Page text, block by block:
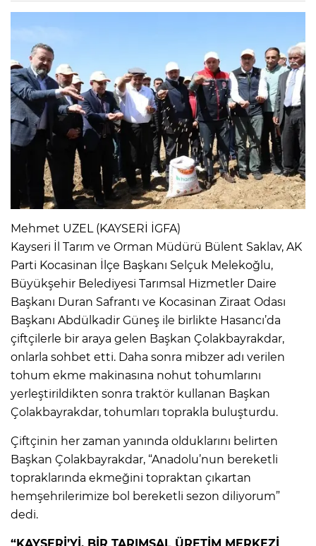
Mehmet UZEL (KAYSERİ İGFA)
Kayseri İl Tarım ve Orman Müdürü Bülent Saklav, AK
Parti Kocasinan İlçe Başkanı Selçuk Melekoğlu,
Büyükşehir Belediyesi Tarımsal Hizmetler Daire
Başkanı Duran Safrantı ve Kocasinan Ziraat Odası
Başkanı Abdülkadir Güneş ile birlikte Hasancı’da
çiftçilerle bir araya gelen Başkan Çolakbayrakdar,
onlarla sohbet etti. Daha sonra mibzer adı verilen
tohum ekme makinasına nohut tohumlarını
yerleştirildikten sonra traktör kullanan Başkan
Çolakbayrakdar, tohumları toprakla buluşturdu.
Çiftçinin her zaman yanında olduklarını belirten
Başkan Çolakbayrakdar, “Anadolu’nun bereketli
topraklarında ekmeğini topraktan çıkartan
hemşehrilerimize bol bereketli sezon diliyorum”
dedi.